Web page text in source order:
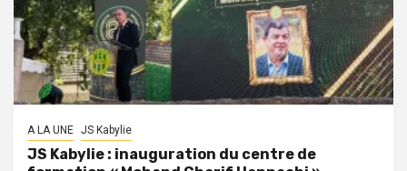
A LA UNE JS Kabylie
JS Kabylie : inauguration du centre de